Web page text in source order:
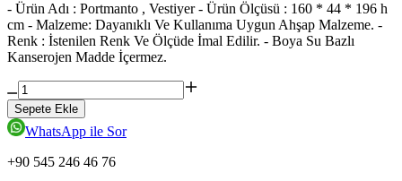
- Ürün Adı : Portmanto , Vestiyer - Ürün Ölçüsü : 160 * 44 * 196 h
cm - Malzeme: Dayanıklı Ve Kullanıma Uygun Ahşap Malzeme. -
Renk : İstenilen Renk Ve Ölçüde İmal Edilir. - Boya Su Bazlı
Kanserojen Madde İçermez.
Sepete Ekle
WhatsApp ile Sor
+90 545 246 46 76